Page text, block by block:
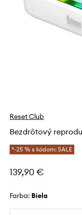
Reset Club
Bezdrôtový
*-25 % s kódom: SALE
139,90 €
Farba: biela